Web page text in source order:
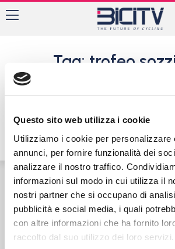
Questo sito web utilizza i cookie
Utilizziamo i cookie per personalizzare
annunci, per fornire funzionalità dei
analizzare il nostro traffico.
informazioni sul modo in cui utilizza il
nostri partner che si occupano di
pubblicità e social media, i quali
con altre informazioni che ha fornito
raccolto dal suo utilizzo dei loro servizi.
Tag: trofeo
Massimiliano
Sozzigalli
Contatti Privacy Policy